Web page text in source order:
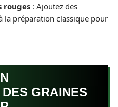
rouges : Ajoutez des
la préparation classique pour
GRAINES